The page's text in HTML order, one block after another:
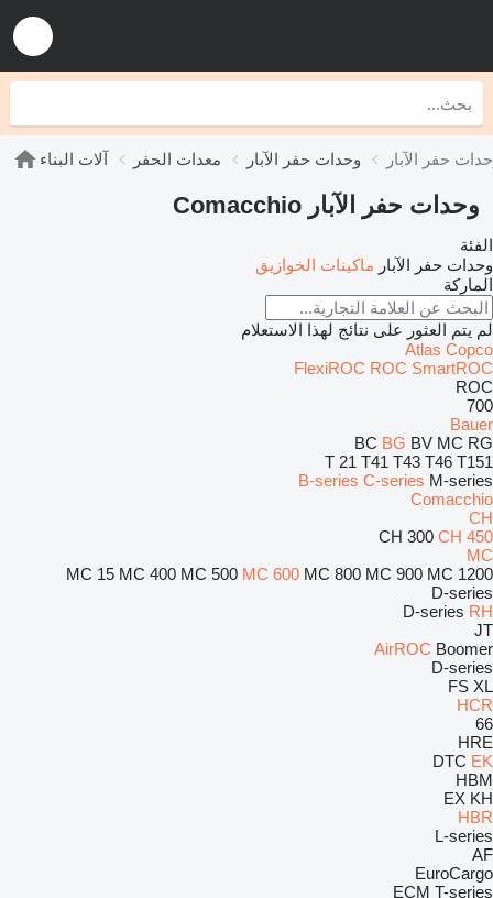
آلات البناء معدات الحفر وحدات حفر الآبار
وحدات حفر الآبار Comacchio
الفئة
وحدات حفر الآبار ماكينات الخوازيق
الماركة
لم يتم العثور على نتائج لهذا الاستعلام
Atlas Copco
FlexiROC ROC SmartROC
ROC
700
Bauer
BC BG BV MC RG
T 21 T41 T43 T46 T151
B-series C-series M-series
Comacchio
CH
CH 300 CH 450
MC
MC 15 MC 400 MC 500 MC 600 MC 800 MC 900 MC 1200
D-series
D-series RH
JT
AirROC Boomer
D-series
FS XL
HCR
66
HRE
DTC EK
HBM
EX KH
HBR
L-series
AF
EuroCargo
ECM T-series